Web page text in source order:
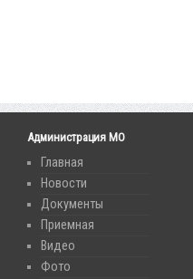
Администрация МО
Главная
Новости
Документы
Приемная
Видео
Фото